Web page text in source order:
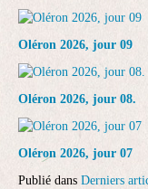
Oléron 2026, jour 09
Oléron 2026, jour 08.
Oléron 2026, jour 07
Publié dans Derniers